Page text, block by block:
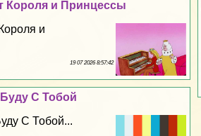
Короля и Принцессы
и
19 07 2026 8:57:42
С Тобой
С Тобой...